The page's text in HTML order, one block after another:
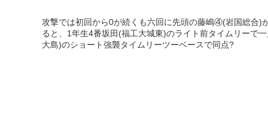
攻撃では初回から0が続くも六回に先頭の藤嶋④(岩国総合)
ると、 1年生4番坂田 (福工大城東)のライト前タイムリーで
大島)のショート強襲タイムリーツーベースで同点?